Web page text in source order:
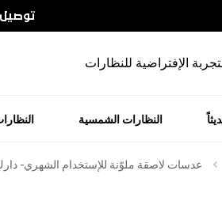
الإفتراضية للنظارات
النظارات الشمسية
عدسات لاصقة ملوّنة للإستخدام الشهري -